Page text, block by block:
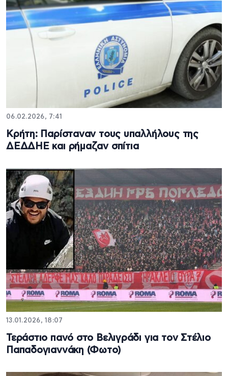
06.02.2026, 7:41
Κρήτη: Παρίσταναν τους υπαλλήλους της
ΔΕΔΔΗΕ και ρήμαζαν σπίτια
13.01.2026, 18:07
Τεράστιο πανό στο Βελιγράδι για τον Στέλιο
Παπαδογιαννάκη (Φωτο)